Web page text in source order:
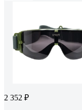
2 352 ₽